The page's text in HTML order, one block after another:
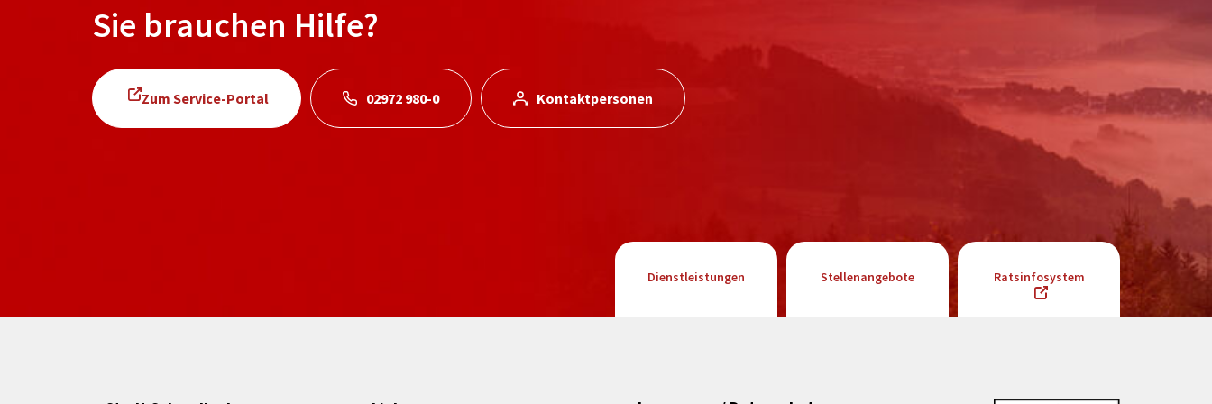
Sie brauchen Hilfe?
Zum Service-Portal 02972 980-0 Kontaktpersonen
Dienstleistungen Stellenangebote Ratsinfosystem